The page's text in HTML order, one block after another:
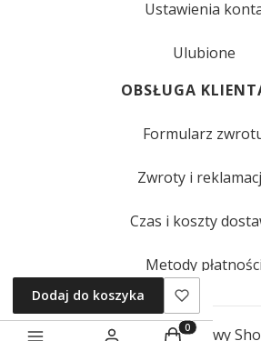
Ustawienia
Ulubione
OBSŁUGA
Formularz
Zwroty i
Czas i koszty
Metody płatności
Sklep internetowy
Dodaj do koszyka
Produkty w